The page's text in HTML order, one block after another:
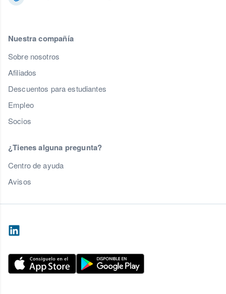
Nuestra compañía
Sobre nosotros
Afiliados
Descuentos para estudiantes
Empleo
Socios
¿Tienes alguna pregunta?
Centro de ayuda
Avisos